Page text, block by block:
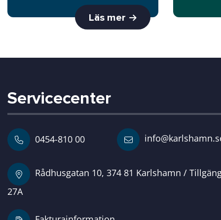
Läs mer
Servicecenter
0454-810 00
Rådhusgatan 10, 374 81 Karlshamn /
27A